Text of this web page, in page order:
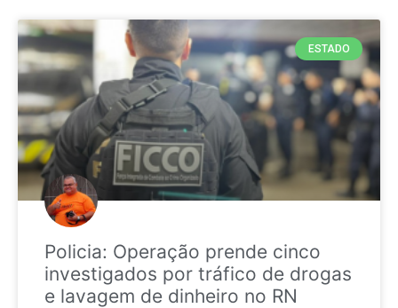
ESTADO
Policia: Operação prende cinco
investigados por tráfico de drogas
e lavagem de dinheiro no RN